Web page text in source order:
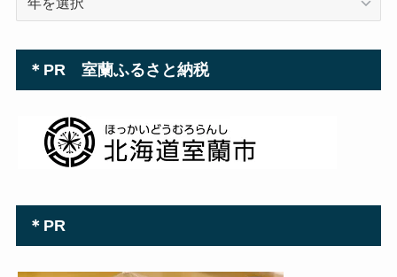
＊PR 室蘭ふるさと納税
＊PR